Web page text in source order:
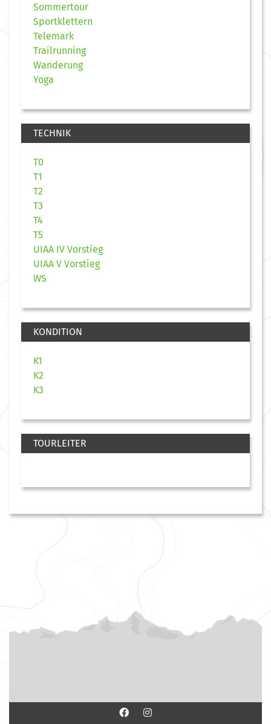
Sommertour
Sportklettern
Telemark
Trailrunning
Wanderung
Yoga
TECHNIK
T0
T1
T2
T3
T4
T5
UIAA IV Vorstieg
UIAA V Vorstieg
WS
KONDITION
K1
K2
K3
TOURLEITER